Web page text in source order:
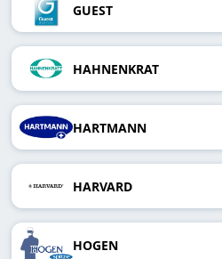
GUEST
HAHNENKRAT
HARTMANN
HARVARD
HOGEN